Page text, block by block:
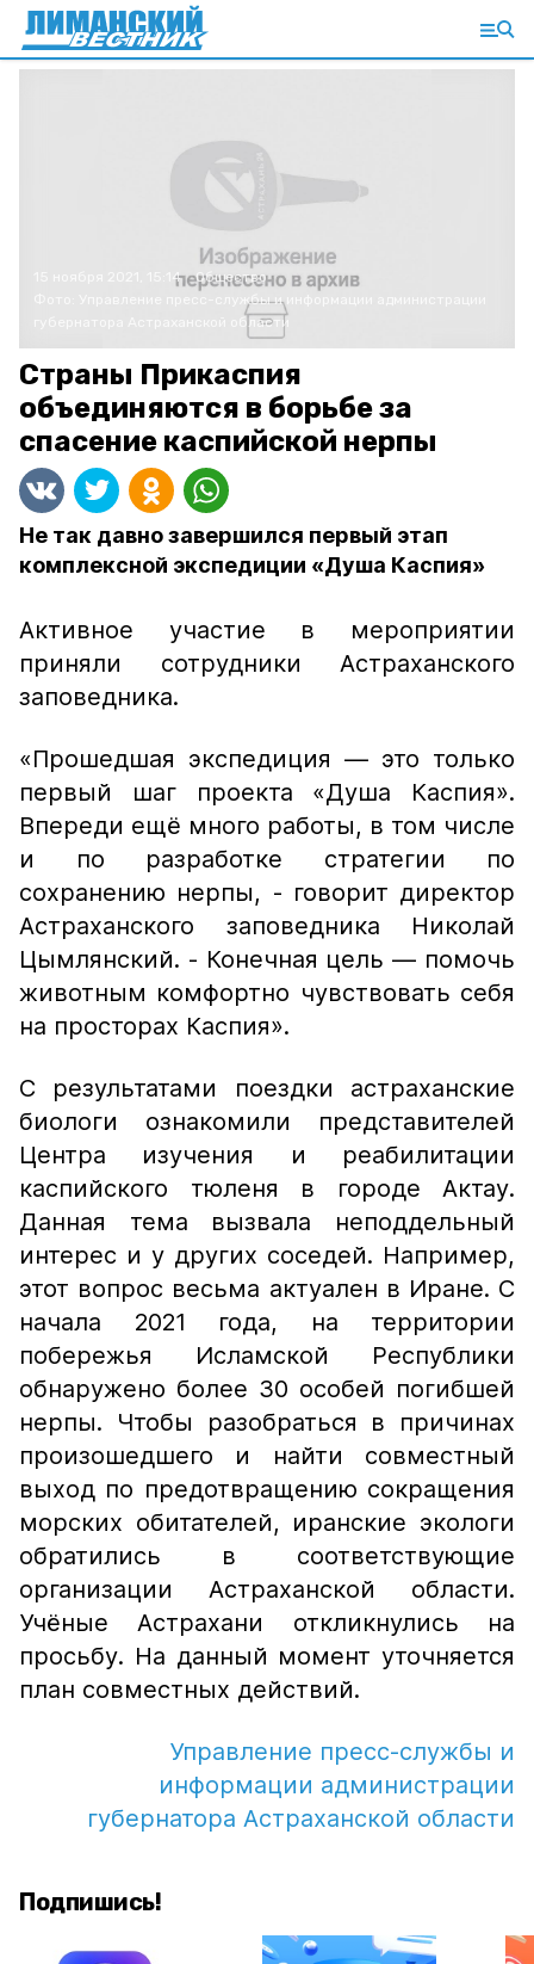
15 ноября 2021, 15:14
Общество
Управление пресс-службы и информации администрации
губернатора Астраханской области
Страны Прикаспия
объединяются в борьбе за
спасение каспийской нерпы
Не так давно завершился первый этап
комплексной экспедиции «Душа Каспия»
Активное участие в мероприятии
приняли сотрудники Астраханского
заповедника.
«Прошедшая экспедиция — это только
первый шаг проекта «Душа Каспия».
Впереди ещё много работы, в том числе
и по разработке стратегии по
сохранению нерпы, - говорит директор
Астраханского заповедника Николай
Цымлянский. - Конечная цель — помочь
животным комфортно чувствовать себя
на просторах Каспия».
С результатами поездки астраханские
биологи ознакомили представителей
Центра изучения и реабилитации
каспийского тюленя в городе Актау.
Данная тема вызвала неподдельный
интерес и у других соседей. Например,
этот вопрос весьма актуален в Иране. С
начала 2021 года, на территории
побережья Исламской Республики
обнаружено более 30 особей погибшей
нерпы. Чтобы разобраться в причинах
произошедшего и найти совместный
выход по предотвращению сокращения
морских обитателей, иранские экологи
обратились в соответствующие
организации Астраханской области.
Учёные Астрахани откликнулись на
просьбу. На данный момент уточняется
план совместных действий.
Управление пресс-службы и
информации администрации
губернатора Астраханской области
Подпишись!